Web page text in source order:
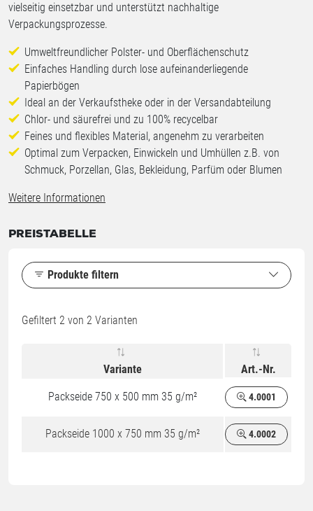
vielseitig einsetzbar und unterstützt nachhaltige
Verpackungsprozesse.
Umweltfreundlicher Polster- und Oberflächenschutz
Einfaches Handling durch lose aufeinanderliegende
Papierbögen
Ideal an der Verkaufstheke oder in der Versandabteilung
Chlor- und säurefrei und zu 100% recycelbar
Feines und flexibles Material, angenehm zu verarbeiten
Optimal zum Verpacken, Einwickeln und Umhüllen z.B. von
Schmuck, Porzellan, Glas, Bekleidung, Parfüm oder Blumen
Weitere Informationen
PREISTABELLE
Produkte filtern
Gefiltert 2 von 2 Varianten
Variante Art.-Nr.
Packseide 750 x 500 mm 35 g/m² 4.0001
Packseide 1000 x 750 mm 35 g/m² 4.0002